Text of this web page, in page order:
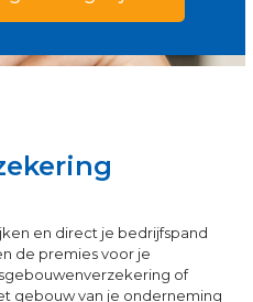
en direct je bedrijfspand
de premies voor je
of
gebouw van je onderneming